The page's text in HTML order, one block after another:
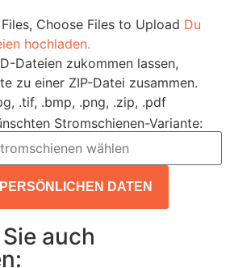
Choose Files to Upload Du
hochladen.
Dateien zukommen lassen,
zu einer ZIP-Datei zusammen.
.tif, .bmp, .png, .zip, .pdf
Stromschienen-Variante:
DATEN
auch